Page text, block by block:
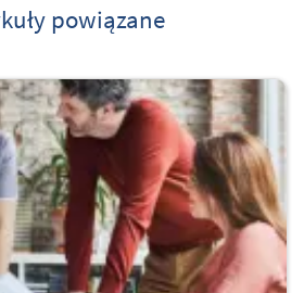
powiązane